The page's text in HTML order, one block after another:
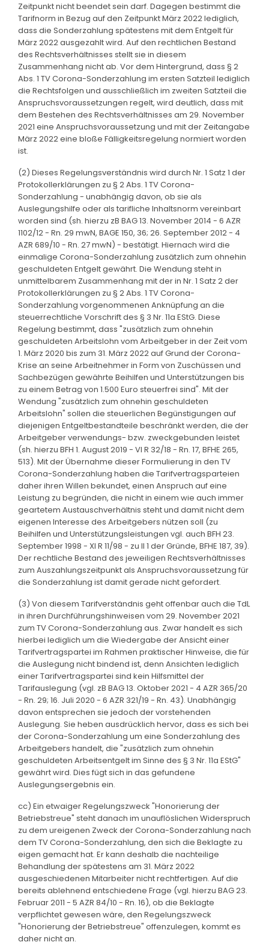
Zeitpunkt nicht beendet sein darf. Dagegen bestimmt die
Tarifnorm in Bezug auf den Zeitpunkt März 2022 lediglich,
dass die Sonderzahlung spätestens mit dem Entgelt für
März 2022 ausgezahlt wird. Auf den rechtlichen Bestand
des Rechtsverhältnisses stellt sie in diesem
Zusammenhang nicht ab. Vor dem Hintergrund, dass § 2
Abs. 1 TV Corona-Sonderzahlung im ersten Satzteil lediglich
die Rechtsfolgen und ausschließlich im zweiten Satzteil die
Anspruchsvoraussetzungen regelt, wird deutlich, dass mit
dem Bestehen des Rechtsverhältnisses am 29. November
2021 eine Anspruchsvoraussetzung und mit der Zeitangabe
März 2022 eine bloße Fälligkeitsregelung normiert worden
ist.
(2) Dieses Regelungsverständnis wird durch Nr. 1 Satz 1 der
Protokollerklärungen zu § 2 Abs. 1 TV Corona-
Sonderzahlung - unabhängig davon, ob sie als
Auslegungshilfe oder als tarifliche Inhaltsnorm vereinbart
worden sind (sh. hierzu zB BAG 13. November 2014 - 6 AZR
1102/12 - Rn. 29 mwN, BAGE 150, 36; 26. September 2012 - 4
AZR 689/10 - Rn. 27 mwN) - bestätigt. Hiernach wird die
einmalige Corona-Sonderzahlung zusätzlich zum ohnehin
geschuldeten Entgelt gewährt. Die Wendung steht in
unmittelbarem Zusammenhang mit der in Nr. 1 Satz 2 der
Protokollerklärungen zu § 2 Abs. 1 TV Corona-
Sonderzahlung vorgenommenen Anknüpfung an die
steuerrechtliche Vorschrift des § 3 Nr. 11a EStG. Diese
Regelung bestimmt, dass "zusätzlich zum ohnehin
geschuldeten Arbeitslohn vom Arbeitgeber in der Zeit vom
1. März 2020 bis zum 31. März 2022 auf Grund der Corona-
Krise an seine Arbeitnehmer in Form von Zuschüssen und
Sachbezügen gewährte Beihilfen und Unterstützungen bis
zu einem Betrag von 1.500 Euro steuerfrei sind". Mit der
Wendung "zusätzlich zum ohnehin geschuldeten
Arbeitslohn" sollen die steuerlichen Begünstigungen auf
diejenigen Entgeltbestandteile beschränkt werden, die der
Arbeitgeber verwendungs- bzw. zweckgebunden leistet
(sh. hierzu BFH 1. August 2019 - VI R 32/18 - Rn. 17, BFHE 265,
513). Mit der Übernahme dieser Formulierung in den TV
Corona-Sonderzahlung haben die Tarifvertragsparteien
daher ihren Willen bekundet, einen Anspruch auf eine
Leistung zu begründen, die nicht in einem wie auch immer
geartetem Austauschverhältnis steht und damit nicht dem
eigenen Interesse des Arbeitgebers nützen soll (zu
Beihilfen und Unterstützungsleistungen vgl. auch BFH 23.
September 1998 - XI R 11/98 - zu II 1 der Gründe, BFHE 187, 39).
Der rechtliche Bestand des jeweiligen Rechtsverhältnisses
zum Auszahlungszeitpunkt als Anspruchsvoraussetzung für
die Sonderzahlung ist damit gerade nicht gefordert.
(3) Von diesem Tarifverständnis geht offenbar auch die TdL
in ihren Durchführungshinweisen vom 29. November 2021
zum TV Corona-Sonderzahlung aus. Zwar handelt es sich
hierbei lediglich um die Wiedergabe der Ansicht einer
Tarifvertragspartei im Rahmen praktischer Hinweise, die für
die Auslegung nicht bindend ist, denn Ansichten lediglich
einer Tarifvertragspartei sind kein Hilfsmittel der
Tarifauslegung (vgl. zB BAG 13. Oktober 2021 - 4 AZR 365/20
- Rn. 29; 16. Juli 2020 - 6 AZR 321/19 - Rn. 43). Unabhängig
davon entsprechen sie jedoch der vorstehenden
Auslegung. Sie heben ausdrücklich hervor, dass es sich bei
der Corona-Sonderzahlung um eine Sonderzahlung des
Arbeitgebers handelt, die "zusätzlich zum ohnehin
geschuldeten Arbeitsentgelt im Sinne des § 3 Nr. 11a EStG"
gewährt wird. Dies fügt sich in das gefundene
Auslegungsergebnis ein.
cc) Ein etwaiger Regelungszweck "Honorierung der
Betriebstreue" steht danach im unauflöslichen Widerspruch
zu dem ureigenen Zweck der Corona-Sonderzahlung nach
dem TV Corona-Sonderzahlung, den sich die Beklagte zu
eigen gemacht hat. Er kann deshalb die nachteilige
Behandlung der spätestens am 31. März 2022
ausgeschiedenen Mitarbeiter nicht rechtfertigen. Auf die
bereits ablehnend entschiedene Frage (vgl. hierzu BAG 23.
Februar 2011 - 5 AZR 84/10 - Rn. 16), ob die Beklagte
verpflichtet gewesen wäre, den Regelungszweck
"Honorierung der Betriebstreue" offenzulegen, kommt es
daher nicht an.